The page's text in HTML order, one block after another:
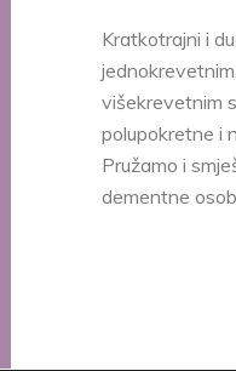
Kratkotrajni i
višekrevetnim
polupokretne i
Pružamo i
dementne